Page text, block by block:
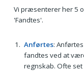
Vi præsenterer her 5
'Fandtes'.
Anførtes:
fandtes ved at
regnskab. Ofte